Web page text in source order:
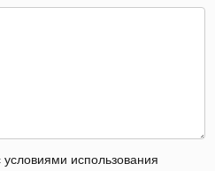
использования